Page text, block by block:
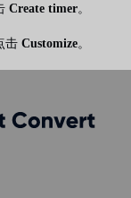
Create timer。
击 Customize。